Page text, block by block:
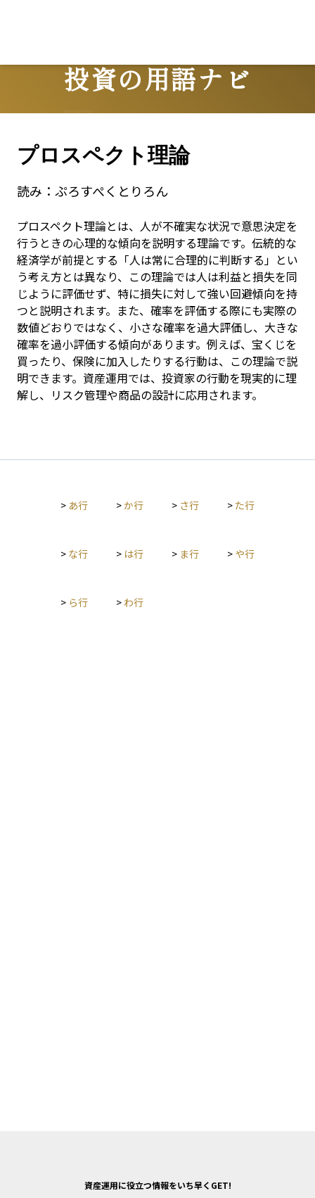
投資の用語ナビ
Terms
プロスペクト理論
読み： ぷろすぺくとりろん
プロスペクト理論とは、人が不確実な状況で意思決定を
行うときの心理的な傾向を説明する理論です。伝統的な
経済学が前提とする「人は常に合理的に判断する」とい
う考え方とは異なり、この理論では人は利益と損失を同
じように評価せず、特に損失に対して強い回避傾向を持
つと説明されます。また、確率を評価する際にも実際の
数値どおりではなく、小さな確率を過大評価し、大きな
確率を過小評価する傾向があります。例えば、宝くじを
買ったり、保険に加入したりする行動は、この理論で説
明できます。資産運用では、投資家の行動を現実的に理
解し、リスク管理や商品の設計に応用されます。
> あ行 >か行 > さ行 > た行
> な行 > は行 > ま行 > や行
> ら行 > わ行
資産運用に役立つ情報をいち早くGET!